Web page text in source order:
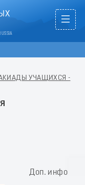
УЧАЩИХСЯ -
Доп. инфо